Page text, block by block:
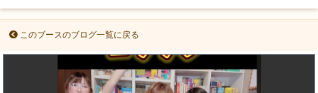
このブースのブログ一覧に戻る